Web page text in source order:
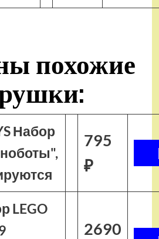
похожие
Набор
795
₽
LEGO
2690